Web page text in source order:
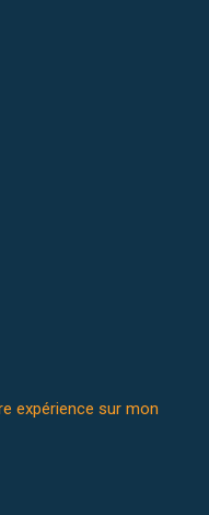
expérience sur mon